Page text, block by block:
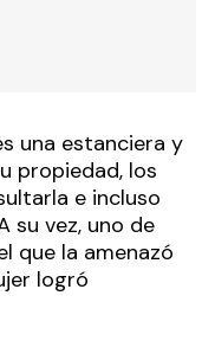
una estanciera y
propiedad, los
e incluso
su vez, uno de
que la amenazó
logró